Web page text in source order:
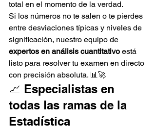
total en el momento de la verdad.
Si los números no te salen o te pierdes
entre desviaciones típicas y niveles de
significación, nuestro equipo de
expertos en análisis cuantitativo está
listo para resolver tu examen en directo
con precisión absoluta. 📊🚀
📈 Especialistas en
todas las ramas de la
Estadística